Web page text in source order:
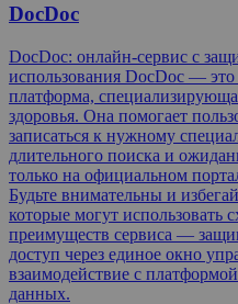
DocDoc
DocDoc: онлайн-сервис с
использования DocDoc —
платформа,
здоровья. Она помогает
записаться к нужному
длительного поиска и
только на официальном
Будьте внимательны и
которые могут использовать
преимуществ сервиса —
доступ через единое окно
взаимодействие с
данных.